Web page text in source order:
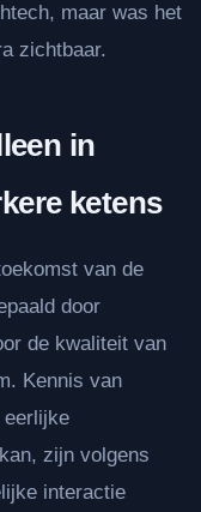
maar was het
zichtbaar.
in
ketens
van de
door
de kwaliteit van
Kennis van
eerlijke
zijn volgens
interactie